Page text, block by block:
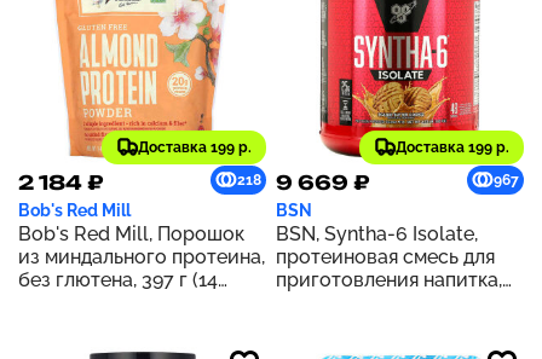
Доставка 199 р.
2 184 ₽ 218
Bob's Red Mill
Bob's Red Mill, Порошок
из миндального протеина,
без глютена, 397 г (14
Доставка 199 р.
9 669 ₽ 967
BSN
BSN, Syntha-6 Isolate,
протеиновая смесь для
приготовления напитка,